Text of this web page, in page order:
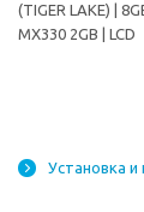
(TIGER LAKE) |
MX330 2GB | LCD
Установка и